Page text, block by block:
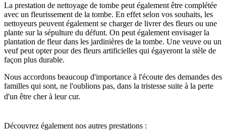
La prestation de nettoyage de tombe peut également être complétée
avec un fleurissement de la tombe. En effet selon vos souhaits, les
nettoyeurs peuvent également se charger de livrer des fleurs ou une
plante sur la sépulture du défunt. On peut également envisager la
plantation de fleur dans les jardinières de la tombe. Une veuve ou un
veuf peut opter pour des fleurs artificielles qui égayeront la stèle de
façon plus durable.
Nous accordons beaucoup d'importance à l'écoute des demandes des
familles qui sont, ne l'oublions pas, dans la tristesse suite à la perte
d'un être cher à leur cur.
Découvrez également nos autres prestations :